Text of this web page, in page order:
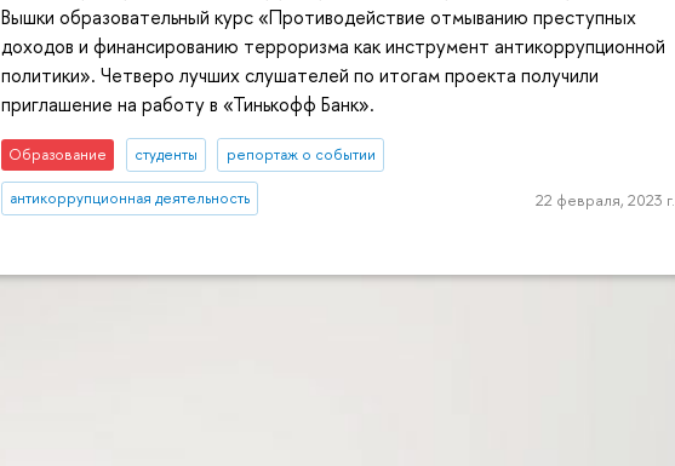
Вышки образовательный курс «Противодействие отмыванию преступных
доходов и финансированию терроризма как инструмент антикоррупционной
политики». Четверо лучших слушателей по итогам проекта получили
приглашение на работу в «Тинькофф Банк».
Образование студенты репортаж о событии
антикоррупционная деятельность 22 февраля, 2023 г.